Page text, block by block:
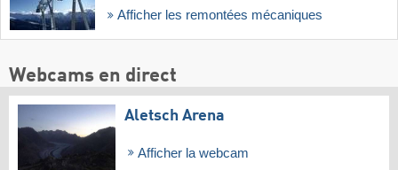
Afficher les remontées mécaniques
Webcams en direct
Aletsch Arena
Afficher la webcam